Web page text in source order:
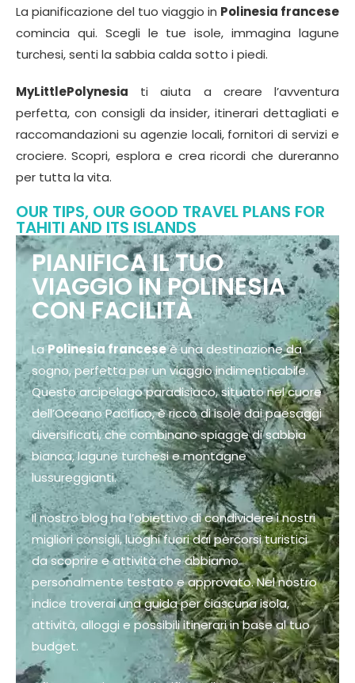
La pianificazione del tuo viaggio in Polinesia francese
comincia qui. Scegli le tue isole, immagina lagune
turchesi, senti la sabbia calda sotto i piedi.
MyLittlePolynesia ti aiuta a creare l’avventura
perfetta, con consigli da insider, itinerari dettagliati e
raccomandazioni su agenzie locali, fornitori di servizi e
crociere. Scopri, esplora e crea ricordi che dureranno
per tutta la vita.
OUR TIPS, OUR GOOD TRAVEL PLANS FOR
TAHITI AND ITS ISLANDS
PIANIFICA IL TUO
VIAGGIO IN POLINESIA
CON FACILITÀ
LaPolinesia franceseè una destinazione da
sogno, perfetta per un viaggio indimenticabile.
Questo arcipelago paradisiaco, situato nel cuore
dell’Oceano Pacifico, è ricco di isole dai paesaggi
diversificati, che combinano spiagge di sabbia
bianca, lagune turchesi e montagne
lussureggianti.
Il nostro blog ha l’obiettivo di condividere i nostri
migliori consigli, luoghi fuori dai percorsi turistici
da scoprire e attività che abbiamo
personalmente testato e approvato. Nel nostro
indice troverai una guida per ciascuna isola,
attività, alloggi e possibili itinerari in base al tuo
budget.